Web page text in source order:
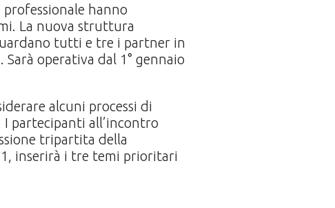
hanno
La nuova struttura
tutti e tre i partner in
operativa dal 1° gennaio
alcuni processi di
partecipanti all’incontro
tripartita della
inserirà i tre temi prioritari